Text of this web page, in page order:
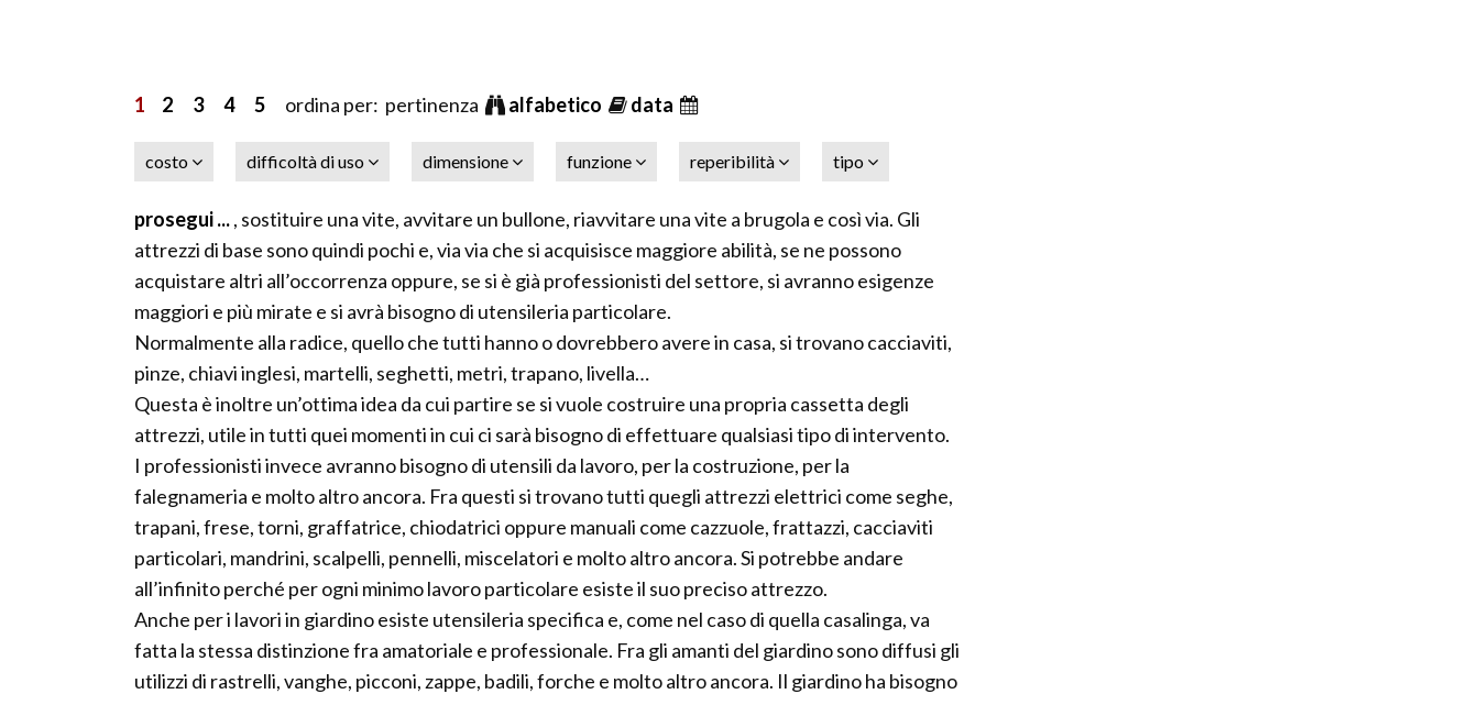
1 2 3 4 5 ordina per: pertinenza alfabetico data
costo difficoltà di uso dimensione funzione reperibilità tipo
prosegui ..., sostituire una vite, avvitare un bullone, riavvitare una vite a brugola e così via. Gli
attrezzi di base sono quindi pochi e, via via che si acquisisce maggiore abilità, se ne possono
acquistare altri all’occorrenza oppure, se si è già professionisti del settore, si avranno esigenze
maggiori e più mirate e si avrà bisogno di utensileria particolare.
Normalmente alla radice, quello che tutti hanno o dovrebbero avere in casa, si trovano cacciaviti,
pinze, chiavi inglesi, martelli, seghetti, metri, trapano, livella…
Questa è inoltre un’ottima idea da cui partire se si vuole costruire una propria cassetta degli
attrezzi, utile in tutti quei momenti in cui ci sarà bisogno di effettuare qualsiasi tipo di intervento.
I professionisti invece avranno bisogno di utensili da lavoro, per la costruzione, per la
falegnameria e molto altro ancora. Fra questi si trovano tutti quegli attrezzi elettrici come seghe,
trapani, frese, torni, graffatrice, chiodatrici oppure manuali come cazzuole, frattazzi, cacciaviti
particolari, mandrini, scalpelli, pennelli, miscelatori e molto altro ancora. Si potrebbe andare
all’infinito perché per ogni minimo lavoro particolare esiste il suo preciso attrezzo.
Anche per i lavori in giardino esiste utensileria specifica e, come nel caso di quella casalinga, va
fatta la stessa distinzione fra amatoriale e professionale. Fra gli amanti del giardino sono diffusi gli
utilizzi di rastrelli, vanghe, picconi, zappe, badili, forche e molto altro ancora. Il giardino ha bisogno